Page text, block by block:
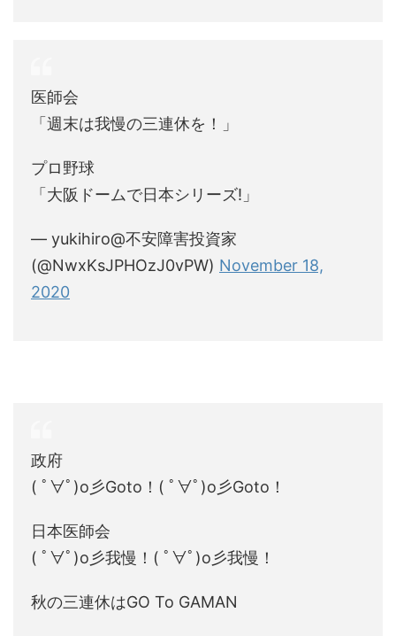
医師会
「週末は我慢の三連休を！」
プロ野球
「大阪ドームで日本シリーズ!」
— yukihiro@不安障害投資家
(@NwxKsJPHOzJ0vPW) November 18,
2020
政府
( ﾟ∀ﾟ)o彡Goto！( ﾟ∀ﾟ)o彡Goto！
日本医師会
( ﾟ∀ﾟ)o彡我慢！( ﾟ∀ﾟ)o彡我慢！
秋の三連休はGO To GAMAN